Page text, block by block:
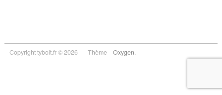
Copyright tybolt.fr © 2026 Thème Oxygen.